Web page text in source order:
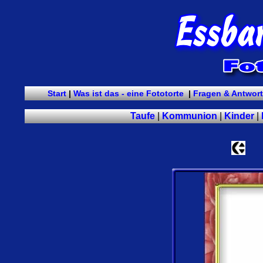
Start|Was ist das - eine Fototorte|Fragen &
Taufe|Kommunion|Kinder|